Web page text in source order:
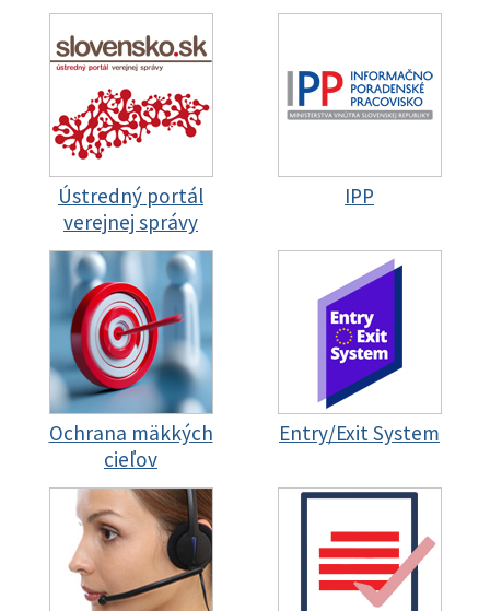
Ústredný portál
verejnej správy
IPP
Ochrana mäkkých
cieľov
Entry/Exit System